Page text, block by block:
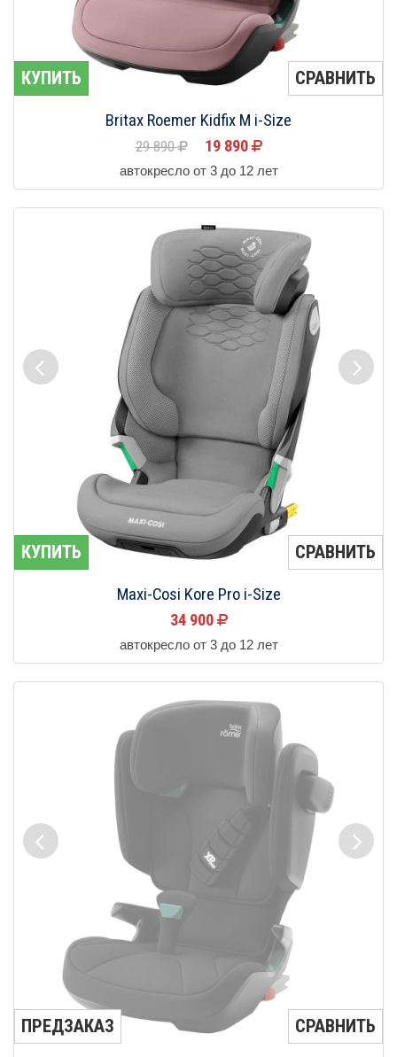
КУПИТЬ СРАВНИТЬ
Britax Roemer Kidfix M i-Size
29 890 19 890
автокресло от 3 до 12 лет
КУПИТЬ СРАВНИТЬ
Maxi-Cosi Kore Pro i-Size
34 900
автокресло от 3 до 12 лет
ПРЕДЗАКАЗ СРАВНИТЬ